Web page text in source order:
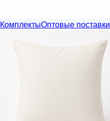
КомплектыОптовые поставки